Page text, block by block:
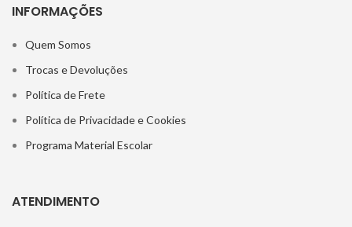
INFORMAÇÕES
Quem Somos
Trocas e Devoluções
Política de Frete
Política de Privacidade e Cookies
Programa Material Escolar
ATENDIMENTO